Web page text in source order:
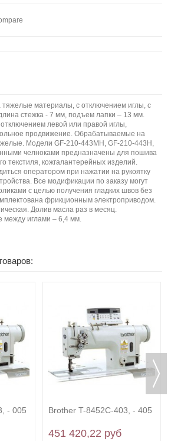
материалы, с отключением иглы, с
стежка - 7 мм, подъем лапки – 13 мм.
левой или правой иглы,
продвижение. Обрабатываемые на
Модели GF-210-443MH, GF-210-443H,
челноками предназначены для пошива
текстиля, кожгалантерейных изделий.
оператором при нажатии на рукоятку
Все модификации по заказу могут
с целью получения гладких швов без
фрикционным электроприводом.
Долив масла раз в месяц.
между иглами – 6,4 мм.
- 005 Brother T-8452C-403, - 405
451 420,22 руб